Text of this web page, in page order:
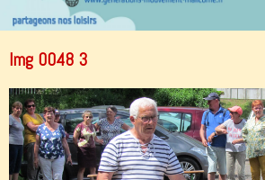
Img 0048 3